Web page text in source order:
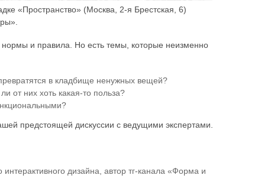
«Пространство» (Москва, 2-я Брестская, 6)
нормы и правила. Но есть темы, которые неизменно
в кладбище ненужных вещей?
от них хоть какая-то польза?
предстоящей дискуссии с ведущими экспертами.
дизайна, автор тг-канала «Форма и